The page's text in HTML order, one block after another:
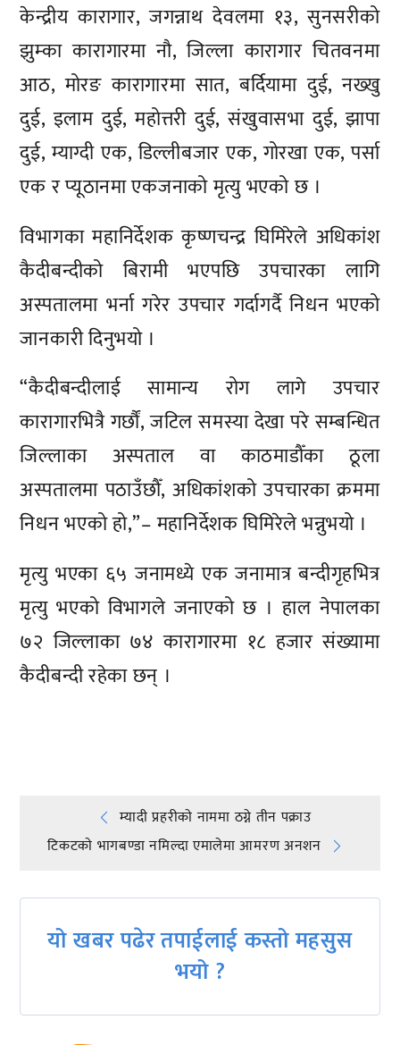
केन्द्रीय कारागार, जगन्नाथ देवलमा १३, सुनसरीको
झुम्का कारागारमा नौ, जिल्ला कारागार चितवनमा
आठ, मोरङ कारागारमा सात, बर्दियामा दुई, नख्खु
दुई, इलाम दुई, महोत्तरी दुई, संखुवासभा दुई, झापा
दुई, म्याग्दी एक, डिल्लीबजार एक, गोरखा एक, पर्सा
एक र प्यूठानमा एकजनाको मृत्यु भएको छ ।
विभागका महानिर्देशक कृष्णचन्द्र घिमिरेले अधिकांश
कैदीबन्दीको बिरामी भएपछि उपचारका लागि
अस्पतालमा भर्ना गरेर उपचार गर्दागर्दै निधन भएको
जानकारी दिनुभयो ।
“कैदीबन्दीलाई सामान्य रोग लागे उपचार
कारागारभित्रै गर्छौं, जटिल समस्या देखा परे सम्बन्धित
जिल्लाका अस्पताल वा काठमाडौँका ठूला
अस्पतालमा पठाउँछौँ, अधिकांशको उपचारका क्रममा
निधन भएको हो,”– महानिर्देशक घिमिरेले भन्नुभयो ।
मृत्यु भएका ६५ जनामध्ये एक जनामात्र बन्दीगृहभित्र
मृत्यु भएको विभागले जनाएको छ । हाल नेपालका
७२ जिल्लाका ७४ कारागारमा १८ हजार संख्यामा
कैदीबन्दी रहेका छन् ।
Post
navigation
म्यादी प्रहरीकाे नाममा ठग्ने तीन पक्राउ
टिकटकाे भागबण्डा नमिल्दा एमालेमा आमरण अनशन
यो खबर पढेर तपाईलाई कस्तो महसुस
भयो ?